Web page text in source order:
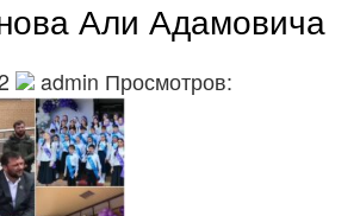
Али Адамовича
admin Просмотров: